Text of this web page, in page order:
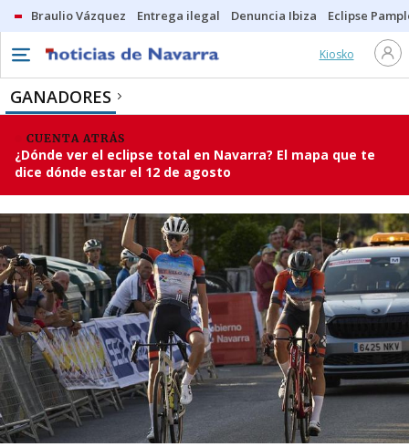
Braulio Vázquez Entrega ilegal Denuncia Ibiza Eclipse
Kiosko
GANADORES
CUENTA ATRÁS
¿Dónde ver el eclipse total en Navarra? El mapa que te
dice dónde estar el 12 de agosto